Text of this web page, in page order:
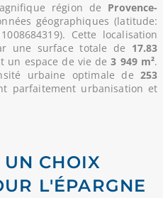
région de Provence-
géographiques (latitude:
Cette localisation
une surface totale de 17.83
un espace de vie de3 949 m².
urbaine optimale de253
parfaitement urbanisation et
CHOIX
L'ÉPARGNE